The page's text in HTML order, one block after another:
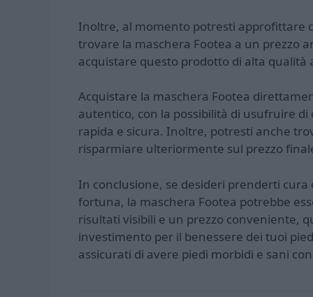
Inoltre, al momento potresti approfittare
trovare la maschera Footea a un prezzo
acquistare questo prodotto di alta qualità
Acquistare la maschera Footea
autentico, con la possibilità di usufruire
rapida e sicura. Inoltre, potresti anche
risparmiare ulteriormente sul prezzo
In conclusione, se desideri prenderti
fortuna, la maschera Footea potrebbe
risultati visibili e un prezzo conveniente,
investimento per il benessere dei tuoi
assicurati di avere piedi morbidi e sani